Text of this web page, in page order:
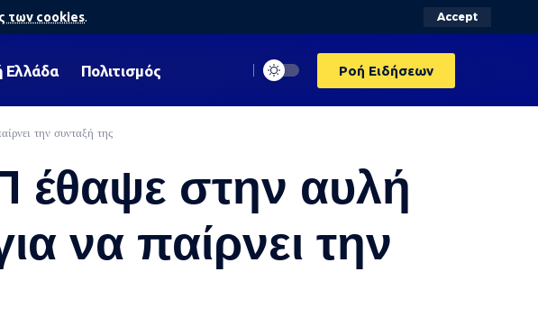
των cookies. Accept
Ελλάδα Πολιτισμός Ροή Ειδήσεων
την συνταξή της
έθαψε στην αυλή
να παίρνει την